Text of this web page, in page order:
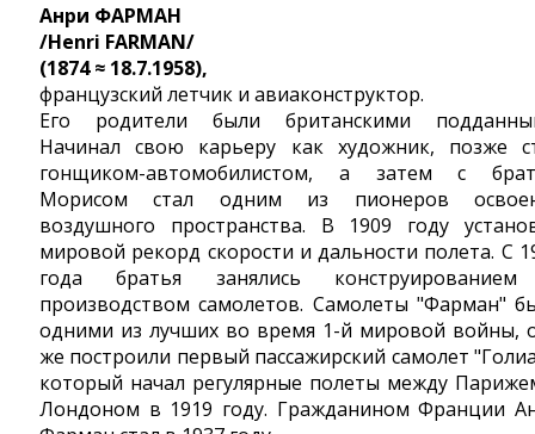
Анри ФАРМАН
/Henri FARMAN/
(1874 ≈ 18.7.1958),
французский летчик и авиаконструктор.
Его родители были британскими
Начинал свою карьеру как художник, позже
гонщиком-автомобилистом, а затем с
Морисом стал одним из пионеров
воздушного пространства. В 1909 году
мировой рекорд скорости и дальности полета. С
года братья занялись
производством самолетов. Самолеты "Фарман"
одними из лучших во время 1-й мировой войны,
же построили первый пассажирский самолет
который начал регулярные полеты между
Лондоном в 1919 году. Гражданином Франции